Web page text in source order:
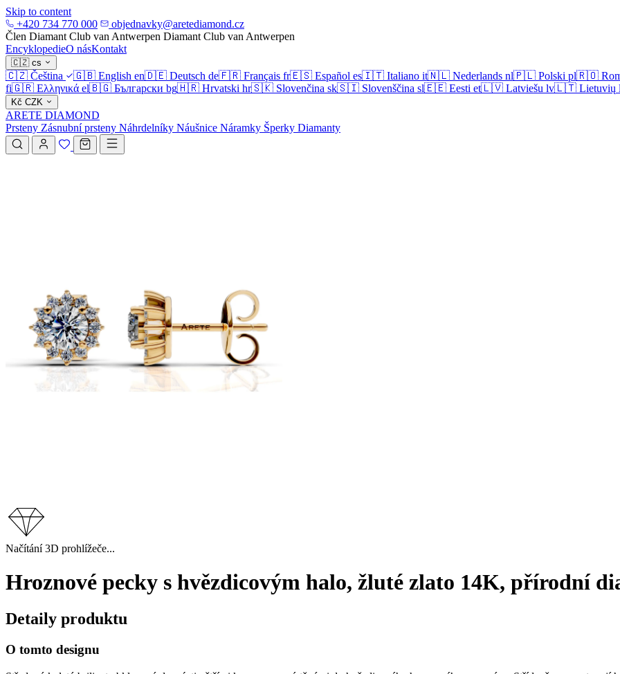
Skip to content
+420 734 770 000
objednavky@aretediamond.cz
Člen Diamant Club van Antwerpen Diamant Club van Antwerpen
EncyklopedieO násKontakt
🇨🇿 cs
🇨🇿 Čeština 🇬🇧 English en🇩🇪 Deutsch de🇫🇷 Français fr🇪🇸 Español es🇮🇹 Italiano it🇳🇱 Nederlands nl🇵🇱 Polski pl🇷🇴
fi🇬🇷 Ελληνικά el🇧🇬 Български bg🇭🇷 Hrvatski hr🇸🇰 Slovenčina sk🇸🇮 Slovenščina sl🇪🇪 Eesti et🇱🇻 Latviešu lv🇱🇹 Lietuvių
Kč CZK
ARETE DIAMOND
Prsteny Zásnubní prsteny Náhrdelníky Náušnice Náramky Šperky Diamanty
Načítání 3D prohlížeče...
Hroznové pecky s hvězdicovým halo, žluté zlato 14K, přírodní
Detaily produktu
O tomto designu